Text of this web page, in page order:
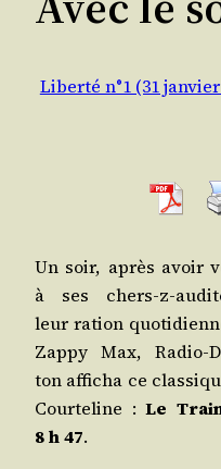
Liberté n°1 (31 janvier
Un soir, après avoir
à ses chers-z-
leur ration
Zap­py Max, Radio-
ton affi­cha ce
Cour­te­line : Le
8 h 47.